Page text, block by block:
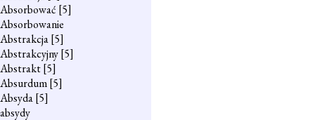
Absorbować [5]
Absorbowanie
Abstrakcja[5]
Abstrakcyjny[5]
Abstrakt[5]
Absurdum[5]
Absyda[5]
absydy